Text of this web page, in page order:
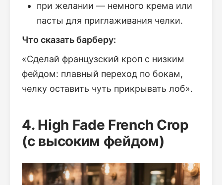
при желании — немного крема или
пасты для приглаживания челки.
Что сказать барберу:
«Сделай французский кроп с низким
фейдом: плавный переход по бокам,
челку оставить чуть прикрывать лоб».
4. High Fade French Crop
(с высоким фейдом)